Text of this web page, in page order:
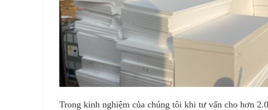
Trong kinh nghiệm của chúng tôi khi tư vấn cho hơn